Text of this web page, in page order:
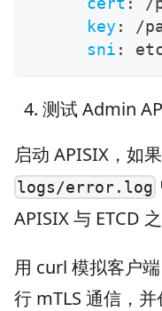
key :
/
sni :
测试 Admin
启动 APISIX，如
logs/error.log
APISIX 与 ETCD
用 curl 模拟客户
行 mTLS 通信，并